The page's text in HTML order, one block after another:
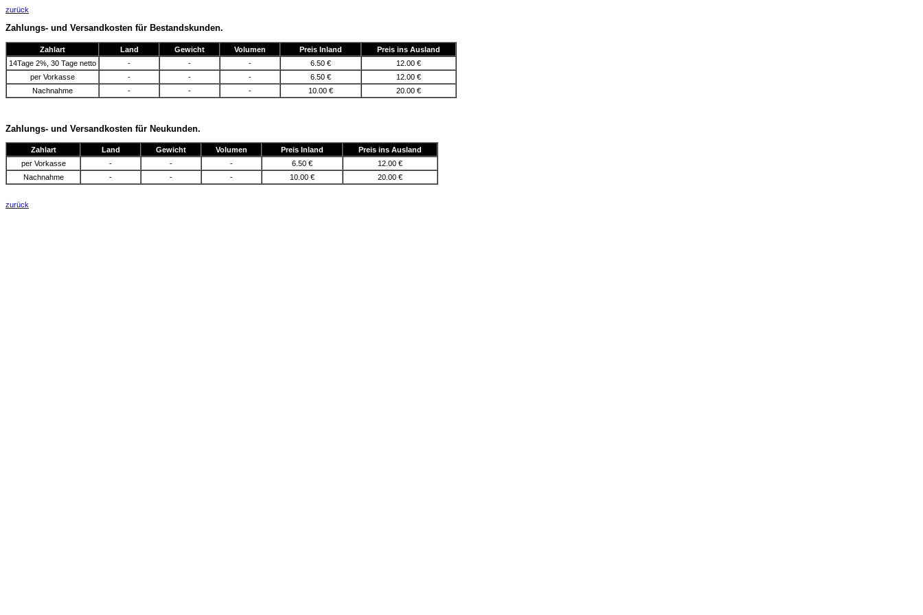
zurück
Zahlungs- und Versandkosten für Bestandskunden.
Zahlart Land Gewicht Volumen Preis Inland
Preis ins Ausland
14Tage 2%, 30 Tage netto
- - - 6.50 €
12.00 €
per Vorkasse
- - - 6.50 €
12.00 €
Nachnahme
- - - 10.00 € 20.00 €
Zahlungs- und Versandkosten für Neukunden.
Zahlart Land Gewicht Volumen Preis Inland
Preis ins Ausland
per Vorkasse
- - - 6.50 €
12.00 €
Nachnahme
- - - 10.00 € 20.00 €
zurück